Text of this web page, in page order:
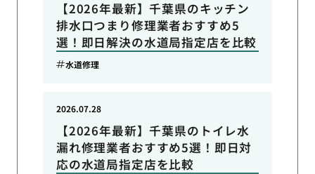
【2026年最新】千葉県のキッチン
排水口つまり修理業者おすすめ5
選！即日解決の水道局指定店を比較
水道修理
【2026年最新】千葉県のトイレ水
漏れ修理業者おすすめ5選！即日対
応の水道局指定店を比較
2026.07.28